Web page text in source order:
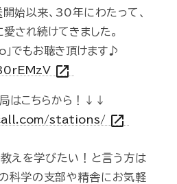
始以来、30年にわたって、
され続けてきました。
でもお聴き頂けます♪
open_in_new
はこちらから！↓↓
stations/ open_in_new
えを学びたい！と言う方は
科学の支部や精舎にお気軽